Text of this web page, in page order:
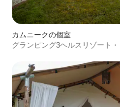
カムニークの個室
グランピング3ヘルスリゾート